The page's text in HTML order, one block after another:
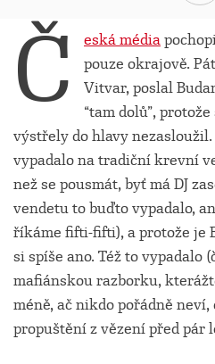
Č eská média
pouze okrajově.
Vitvar, poslal
“tam dolů”,
výstřely do hlavy
vypadalo na tradiční krevní
než se pousmát, byť má DJ
vendetu to buďto vypadalo,
říkáme fifti-fifti), a protože je
si spíše ano. Též to vypadalo
mafiánskou razborku,
méně, ač nikdo pořádně neví,
propuštění z vězení před pár